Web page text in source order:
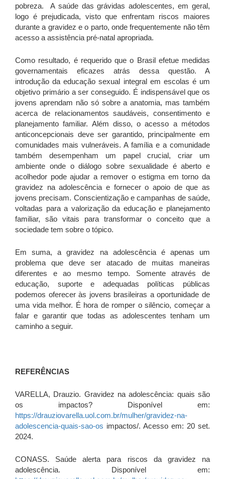
pobreza. A saúde das grávidas adolescentes, em geral,
logo é prejudicada, visto que enfrentam riscos maiores
durante a gravidez e o parto, onde frequentemente não têm
acesso a assistência pré-natal apropriada.
Como resultado, é requerido que o Brasil efetue medidas
governamentais eficazes atrás dessa questão. A
introdução da educação sexual integral em escolas é um
objetivo primário a ser conseguido. É indispensável que os
jovens aprendam não só sobre a anatomia, mas também
acerca de relacionamentos saudáveis, consentimento e
planejamento familiar. Além disso, o acesso a métodos
anticoncepcionais deve ser garantido, principalmente em
comunidades mais vulneráveis. A família e a comunidade
também desempenham um papel crucial, criar um
ambiente onde o diálogo sobre sexualidade é aberto e
acolhedor pode ajudar a remover o estigma em torno da
gravidez na adolescência e fornecer o apoio de que as
jovens precisam. Conscientização e campanhas de saúde,
voltadas para a valorização da educação e planejamento
familiar, são vitais para transformar o conceito que a
sociedade tem sobre o tópico.
Em suma, a gravidez na adolescência é apenas um
problema que deve ser atacado de muitas maneiras
diferentes e ao mesmo tempo. Somente através de
educação, suporte e adequadas políticas públicas
podemos oferecer às jovens brasileiras a oportunidade de
uma vida melhor. É hora de romper o silêncio, começar a
falar e garantir que todas as adolescentes tenham um
caminho a seguir.
REFERÊNCIAS
VARELLA, Drauzio. Gravidez na adolescência: quais são
os impactos? Disponível em:
https://drauziovarella.uol.com.br/mulher/gravidez-na-
adolescencia-quais-sao-os impactos/. Acesso em: 20 set.
2024.
CONASS. Saúde alerta para riscos da gravidez na
adolescência. Disponível em: